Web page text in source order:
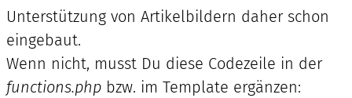
Unterstützung von Artikelbildern daher schon
eingebaut.
Wenn nicht, musst Du diese Codezeile in der
functions.php bzw. im Template ergänzen: